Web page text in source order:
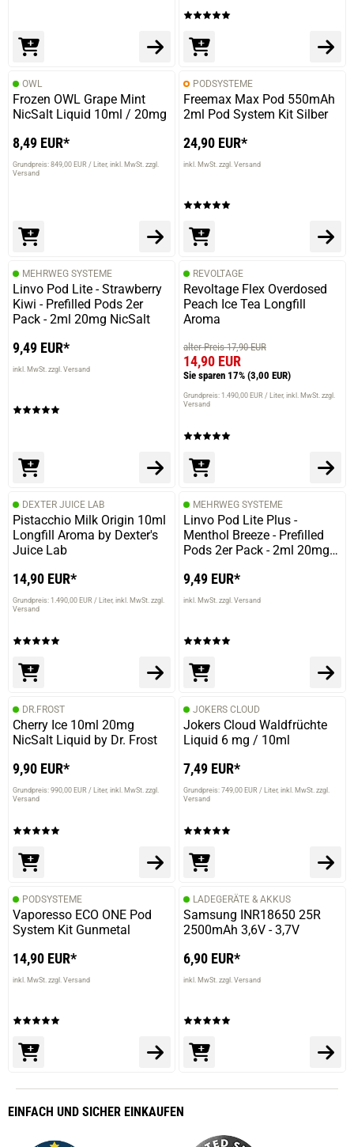
OWL
Frozen OWL Grape Mint
NicSalt Liquid 10ml / 20mg
8,49 EUR*
Grundpreis: 849,00 EUR / Liter inkl. MwSt. zzgl.
Versand
PODSYSTEME
Freemax Max Pod 550mAh
2ml Pod System Kit Silber
24,90 EUR*
inkl. MwSt. zzgl. Versand
MEHRWEG SYSTEME
Linvo Pod Lite - Strawberry
Kiwi - Prefilled Pods 2er
Pack - 2ml 20mg NicSalt
9,49 EUR*
inkl. MwSt. zzgl. Versand
REVOLTAGE
Revoltage Flex Overdosed
Peach Ice Tea Longfill
Aroma
alter Preis 17,90 EUR
14,90 EUR
Sie sparen 17% (3,00 EUR)
Grundpreis: 1.490,00 EUR / Liter inkl. MwSt. zzgl.
Versand
DEXTER JUICE LAB
Pistacchio Milk Origin 10ml
Longfill Aroma by Dexter's
Juice Lab
14,90 EUR*
Grundpreis: 1.490,00 EUR / Liter inkl. MwSt. zzgl.
Versand
MEHRWEG SYSTEME
Linvo Pod Lite Plus -
Menthol Breeze - Prefilled
Pods 2er Pack - 2ml 20mg
9,49 EUR*
inkl. MwSt. zzgl. Versand
DR.FROST
Cherry Ice 10ml 20mg
NicSalt Liquid by Dr. Frost
9,90 EUR*
Grundpreis: 990,00 EUR / Liter inkl. MwSt. zzgl.
Versand
JOKERS CLOUD
Jokers Cloud Waldfrüchte
Liquid 6 mg / 10ml
7,49 EUR*
Grundpreis: 749,00 EUR / Liter inkl. MwSt. zzgl.
Versand
PODSYSTEME
Vaporesso ECO ONE Pod
System Kit Gunmetal
14,90 EUR*
inkl. MwSt. zzgl. Versand
LADEGERÄTE & AKKUS
Samsung INR18650 25R
2500mAh 3,6V - 3,7V
6,90 EUR*
inkl. MwSt. zzgl. Versand
EINFACH UND SICHER EINKAUFEN